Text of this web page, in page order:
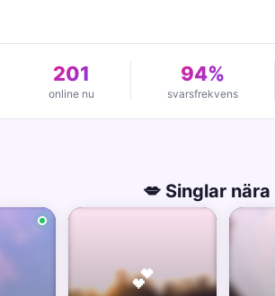
201
online nu
94%
svarsfrekvens
💋 Singlar
💕